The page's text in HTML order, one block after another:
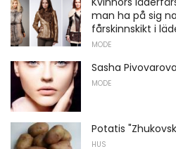
man ha på sig
fårskinnskikt i
MODE
Sasha Pivovarova
MODE
Potatis
HUS